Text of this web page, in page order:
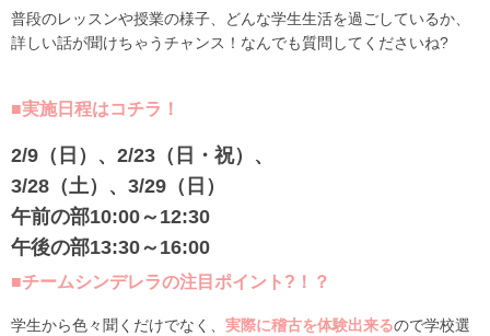
普段のレッスンや授業の様子、どんな学生生活を過ごしているか、
詳しい話が聞けちゃうチャンス！なんでも質問してくださいね?
■実施日程はコチラ！
2/9（日）、2/23（日・祝）、
3/28（土）、3/29（日）
午前の部10:00～12:30
午後の部13:30～16:00
■チームシンデレラの注目ポイント?！？
学生から色々聞くだけでなく、 実際に稽古を体験出来るので学校選